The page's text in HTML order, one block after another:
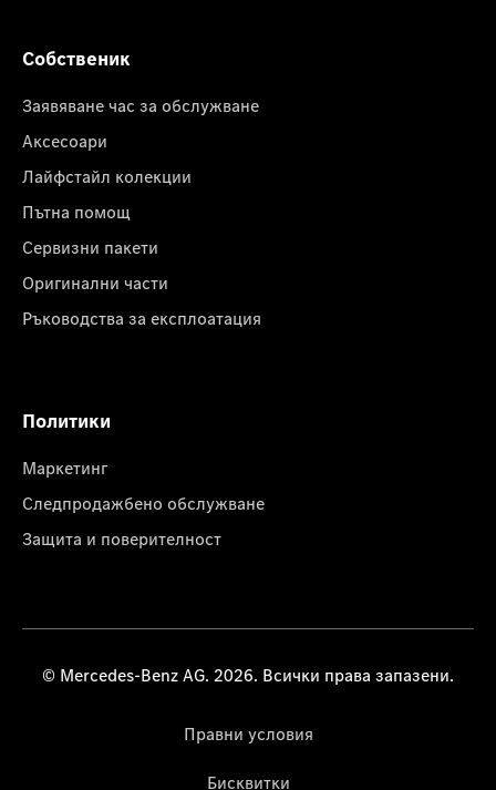
Собственик
Заявяване час за обслужване
Аксесоари
Лайфстайл колекции
Пътна помощ
Сервизни пакети
Оригинални части
Ръководства за експлоатация
Политики
Маркетинг
Следпродажбено обслужване
Защита и поверителност
© Mercedes-Benz AG. 2026. Всички права запазени.
Правни условия
Бисквитки